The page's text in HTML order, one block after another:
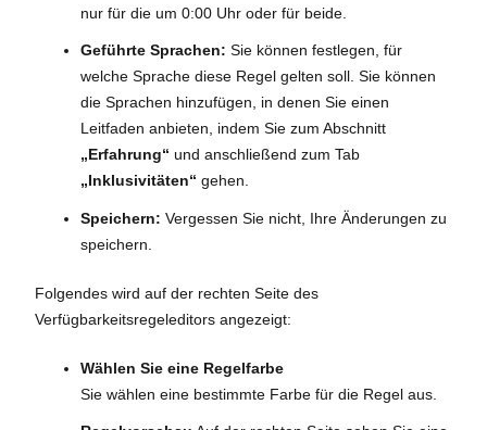
nur für die um 0:00 Uhr oder für beide.
Geführte Sprachen: Sie können festlegen, für
welche Sprache diese Regel gelten soll. Sie können
die Sprachen hinzufügen, in denen Sie einen
Leitfaden anbieten, indem Sie zum Abschnitt
„Erfahrung“ und anschließend zum Tab
„Inklusivitäten“ gehen.
Speichern: Vergessen Sie nicht, Ihre Änderungen zu
speichern.
Folgendes wird auf der rechten Seite des
Verfügbarkeitsregeleditors angezeigt:
Wählen Sie eine Regelfarbe
Sie wählen eine bestimmte Farbe für die Regel aus.